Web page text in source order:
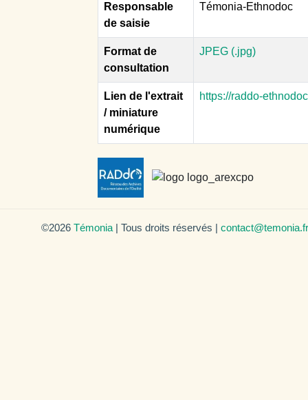
Responsable
de saisie
Témonia-Ethnodoc
Format de
consultation
JPEG (.jpg)
Lien de l'extrait
/ miniature
numérique
https://raddo-
©2026 Témonia | Tous droits réservés | contact@temonia.fr